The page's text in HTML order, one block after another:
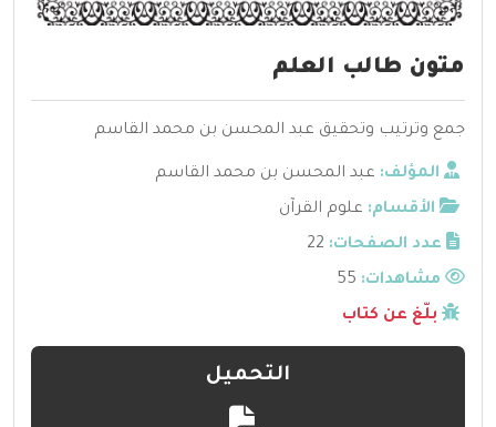
متون طالب العلم
جمع وترتيب وتحقيق عبد المحسن بن محمد القاسم
المؤلف: عبد المحسن بن محمد القاسم
الأقسام: علوم القرآن
عدد الصفحات: 22
مشاهدات:
بلّغ عن كتاب
التحميل